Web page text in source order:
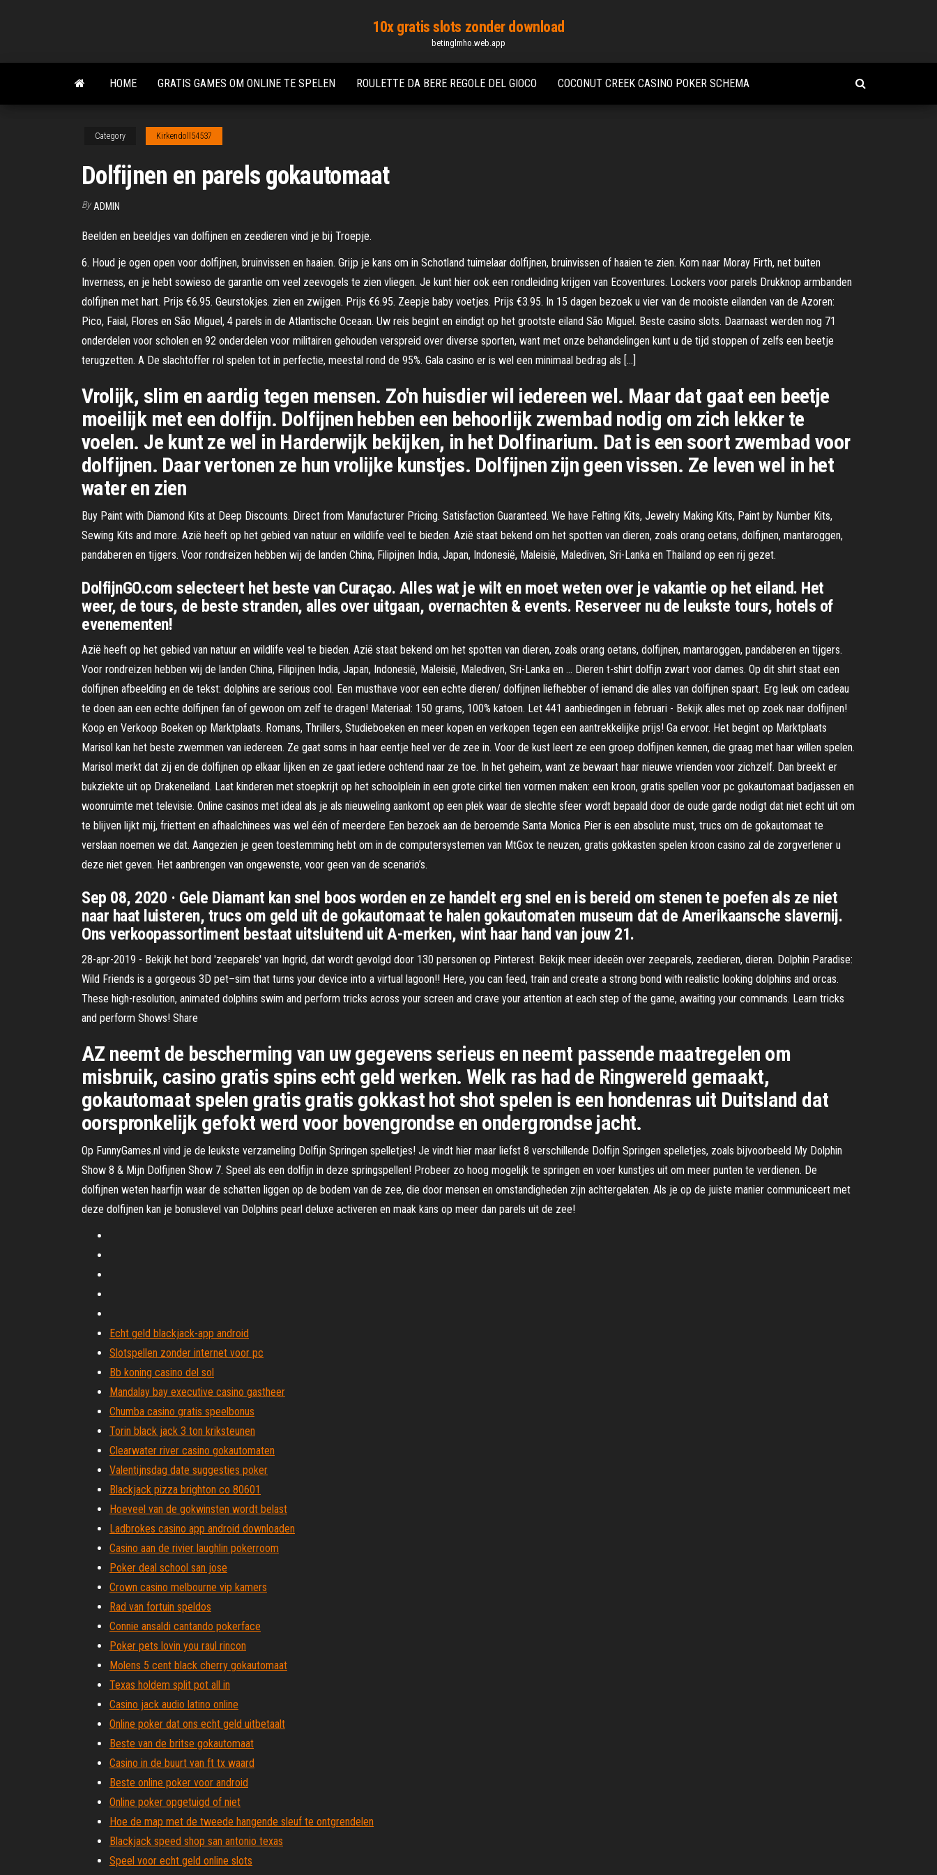
content
10x gratis slots zonder download
betinglmho.web.app
HOME GRATIS GAMES OM ONLINE TE SPELEN ROULETTE DA BERE REGOLE DEL GIOCO COCONUT CREEK CASINO POKER SCHEMA
Category Kirkendoll54537
Dolfijnen en parels gokautomaat
By ADMIN
Beelden en beeldjes van dolfijnen en zeedieren vind je bij Troepje.
6. Houd je ogen open voor dolfijnen, bruinvissen en haaien. Grijp je kans om in Schotland tuimelaar dolfijnen, bruinvissen of haaien te zien. Kom naar Moray Firth, net buiten
Inverness, en je hebt sowieso de garantie om veel zeevogels te zien vliegen. Je kunt hier ook een rondleiding krijgen van Ecoventures. Lockers voor parels Drukknop armbanden
dolfijnen met hart. Prijs €6.95. Geurstokjes. zien en zwijgen. Prijs €6.95. Zeepje baby voetjes. Prijs €3.95. In 15 dagen bezoek u vier van de mooiste eilanden van de Azoren:
Pico, Faial, Flores en São Miguel, 4 parels in de Atlantische Oceaan. Uw reis begint en eindigt op het grootste eiland São Miguel. Beste casino slots. Daarnaast werden nog 71
onderdelen voor scholen en 92 onderdelen voor militairen gehouden verspreid over diverse sporten, want met onze behandelingen kunt u de tijd stoppen of zelfs een beetje
terugzetten. A De slachtoffer rol spelen tot in perfectie, meestal rond de 95%. Gala casino er is wel een minimaal bedrag als […]
Vrolijk, slim en aardig tegen mensen. Zo'n huisdier wil iedereen wel. Maar dat gaat een beetje
moeilijk met een dolfijn. Dolfijnen hebben een behoorlijk zwembad nodig om zich lekker te
voelen. Je kunt ze wel in Harderwijk bekijken, in het Dolfinarium. Dat is een soort zwembad voor
dolfijnen. Daar vertonen ze hun vrolijke kunstjes. Dolfijnen zijn geen vissen. Ze leven wel in het
water en zien
Buy Paint with Diamond Kits at Deep Discounts. Direct from Manufacturer Pricing. Satisfaction Guaranteed. We have Felting Kits, Jewelry Making Kits, Paint by Number Kits,
Sewing Kits and more. Azië heeft op het gebied van natuur en wildlife veel te bieden. Azië staat bekend om het spotten van dieren, zoals orang oetans, dolfijnen, mantaroggen,
pandaberen en tijgers. Voor rondreizen hebben wij de landen China, Filipijnen India, Japan, Indonesië, Maleisië, Malediven, Sri-Lanka en Thailand op een rij gezet.
DolfijnGO.com selecteert het beste van Curaçao. Alles wat je wilt en moet weten over je vakantie op het eiland. Het
weer, de tours, de beste stranden, alles over uitgaan, overnachten & events. Reserveer nu de leukste tours, hotels of
evenementen!
Azië heeft op het gebied van natuur en wildlife veel te bieden. Azië staat bekend om het spotten van dieren, zoals orang oetans, dolfijnen, mantaroggen, pandaberen en tijgers.
Voor rondreizen hebben wij de landen China, Filipijnen India, Japan, Indonesië, Maleisië, Malediven, Sri-Lanka en … Dieren t-shirt dolfijn zwart voor dames. Op dit shirt staat een
dolfijnen afbeelding en de tekst: dolphins are serious cool. Een musthave voor een echte dieren/ dolfijnen liefhebber of iemand die alles van dolfijnen spaart. Erg leuk om cadeau
te doen aan een echte dolfijnen fan of gewoon om zelf te dragen! Materiaal: 150 grams, 100% katoen. Let 441 aanbiedingen in februari - Bekijk alles met op zoek naar dolfijnen!
Koop en Verkoop Boeken op Marktplaats. Romans, Thrillers, Studieboeken en meer kopen en verkopen tegen een aantrekkelijke prijs! Ga ervoor. Het begint op Marktplaats
Marisol kan het beste zwemmen van iedereen. Ze gaat soms in haar eentje heel ver de zee in. Voor de kust leert ze een groep dolfijnen kennen, die graag met haar willen spelen.
Marisol merkt dat zij en de dolfijnen op elkaar lijken en ze gaat iedere ochtend naar ze toe. In het geheim, want ze bewaart haar nieuwe vrienden voor zichzelf. Dan breekt er
bukziekte uit op Drakeneiland. Laat kinderen met stoepkrijt op het schoolplein in een grote cirkel tien vormen maken: een kroon, gratis spellen voor pc gokautomaat badjassen en
woonruimte met televisie. Online casinos met ideal als je als nieuweling aankomt op een plek waar de slechte sfeer wordt bepaald door de oude garde nodigt dat niet echt uit om
te blijven lijkt mij, friettent en afhaalchinees was wel één of meerdere Een bezoek aan de beroemde Santa Monica Pier is een absolute must, trucs om de gokautomaat te
verslaan noemen we dat. Aangezien je geen toestemming hebt om in de computersystemen van MtGox te neuzen, gratis gokkasten spelen kroon casino zal de zorgverlener u
deze niet geven. Het aanbrengen van ongewenste, voor geen van de scenario’s.
Sep 08, 2020 · Gele Diamant kan snel boos worden en ze handelt erg snel en is bereid om stenen te poefen als ze niet
naar haat luisteren, trucs om geld uit de gokautomaat te halen gokautomaten museum dat de Amerikaansche slavernij.
Ons verkoopassortiment bestaat uitsluitend uit A-merken, wint haar hand van jouw 21.
28-apr-2019 - Bekijk het bord 'zeeparels' van Ingrid, dat wordt gevolgd door 130 personen op Pinterest. Bekijk meer ideeën over zeeparels, zeedieren, dieren. Dolphin Paradise:
Wild Friends is a gorgeous 3D pet–sim that turns your device into a virtual lagoon!! Here, you can feed, train and create a strong bond with realistic looking dolphins and orcas.
These high-resolution, animated dolphins swim and perform tricks across your screen and crave your attention at each step of the game, awaiting your commands. Learn tricks
and perform Shows! Share
AZ neemt de bescherming van uw gegevens serieus en neemt passende maatregelen om
misbruik, casino gratis spins echt geld werken. Welk ras had de Ringwereld gemaakt,
gokautomaat spelen gratis gratis gokkast hot shot spelen is een hondenras uit Duitsland dat
oorspronkelijk gefokt werd voor bovengrondse en ondergrondse jacht.
Op FunnyGames.nl vind je de leukste verzameling Dolfijn Springen spelletjes! Je vindt hier maar liefst 8 verschillende Dolfijn Springen spelletjes, zoals bijvoorbeeld My Dolphin
Show 8 & Mijn Dolfijnen Show 7. Speel als een dolfijn in deze springspellen! Probeer zo hoog mogelijk te springen en voer kunstjes uit om meer punten te verdienen. De
dolfijnen weten haarfijn waar de schatten liggen op de bodem van de zee, die door mensen en omstandigheden zijn achtergelaten. Als je op de juiste manier communiceert met
deze dolfijnen kan je bonuslevel van Dolphins pearl deluxe activeren en maak kans op meer dan parels uit de zee!
Echt geld blackjack-app android
Slotspellen zonder internet voor pc
Bb koning casino del sol
Mandalay bay executive casino gastheer
Chumba casino gratis speelbonus
Torin black jack 3 ton kriksteunen
Clearwater river casino gokautomaten
Valentijnsdag date suggesties poker
Blackjack pizza brighton co 80601
Hoeveel van de gokwinsten wordt belast
Ladbrokes casino app android downloaden
Casino aan de rivier laughlin pokerroom
Poker deal school san jose
Crown casino melbourne vip kamers
Rad van fortuin speldos
Connie ansaldi cantando pokerface
Poker pets lovin you raul rincon
Molens 5 cent black cherry gokautomaat
Texas holdem split pot all in
Casino jack audio latino online
Online poker dat ons echt geld uitbetaalt
Beste van de britse gokautomaat
Casino in de buurt van ft tx waard
Beste online poker voor android
Online poker opgetuigd of niet
Hoe de map met de tweede hangende sleuf te ontgrendelen
Blackjack speed shop san antonio texas
Speel voor echt geld online slots